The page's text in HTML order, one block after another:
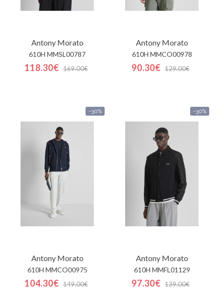
Antony Morato
610H MMSL00787
118.30€ 169.00€
Antony Morato
610H MMCO00978
90.30€ 129.00€
-30%
Antony Morato
610H MMCO00975
104.30€ 149.00€
-30%
Antony Morato
610H MMFL01129
97.30€ 139.00€